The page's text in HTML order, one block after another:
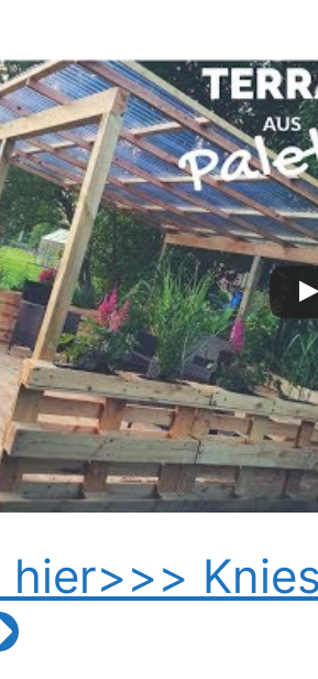
auf YouTube ansehen
hier>>>